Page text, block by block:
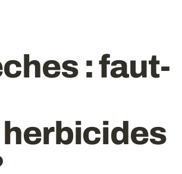
: faut-